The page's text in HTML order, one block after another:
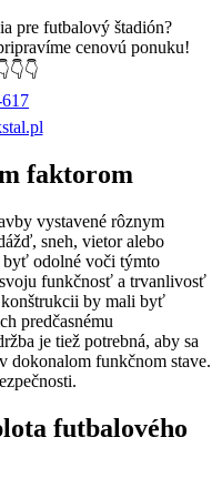
pre futbalový štadión?
cenovú ponuku!
faktorom
vystavené rôznym
sneh, vietor alebo
byť odolné voči týmto
funkčnosť a trvanlivosť
by mali byť
predčasnému
je tiež potrebná, aby sa
dokonalom funkčnom stave.
futbalového